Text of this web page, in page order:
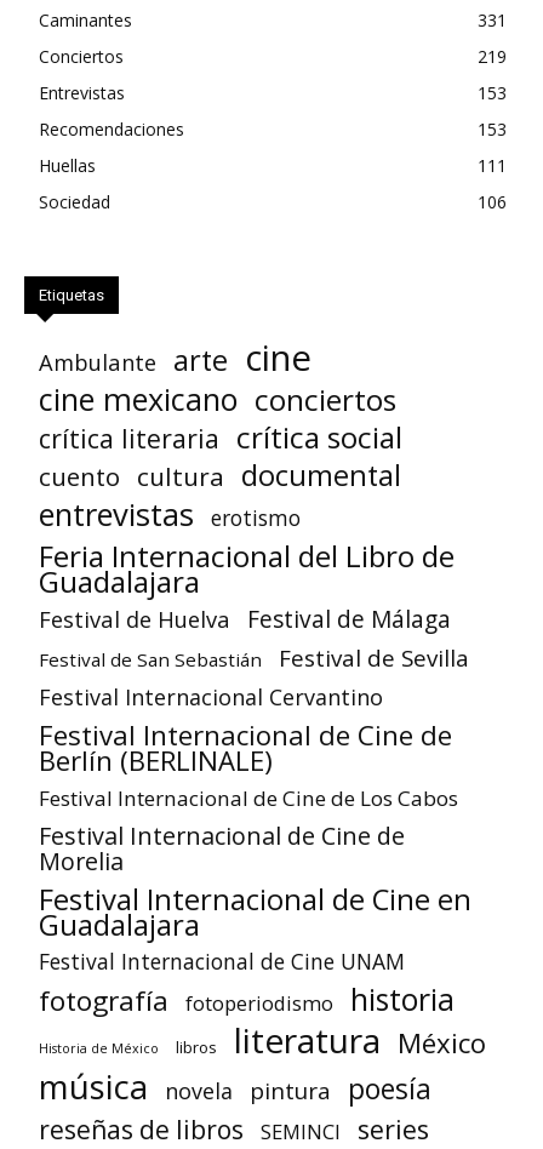
Caminantes
331
Conciertos
219
Entrevistas
153
Recomendaciones
153
Huellas
111
Sociedad
106
Etiquetas
Ambulante arte cine
cine mexicano conciertos
crítica literaria crítica social
cuento cultura documental
entrevistas erotismo
Feria Internacional del Libro de
Guadalajara
Festival de Huelva Festival de Málaga
Festival de San Sebastián Festival de Sevilla
Festival Internacional Cervantino
Festival Internacional de Cine de
Berlín (BERLINALE)
Festival Internacional de Cine de Los Cabos
Festival Internacional de Cine de
Morelia
Festival Internacional de Cine en
Guadalajara
Festival Internacional de Cine UNAM
fotografía fotoperiodismo historia
Historia de México libros literatura México
música novela pintura poesía
reseñas de libros SEMINCI series